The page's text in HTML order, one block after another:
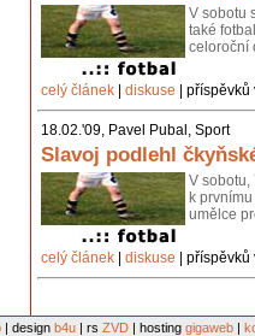
V sobotu
také
celoroční
celý článek diskuse |
18.02.'09, Pavel Pubal, Sport
Slavoj podlehl
V sobotu,
k
umělce
celý článek diskuse |
| design b4u | rs ZVD | hosting gigaweb |